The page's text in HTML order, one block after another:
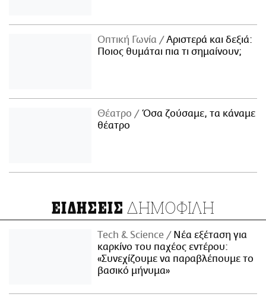
Οπτική Γωνία
Αριστερά και δεξιά:
Ποιος θυμάται πια τι σημαίνουν;
Θέατρο
Όσα ζούσαμε, τα κάναμε
θέατρο
ΕΙΔΗΣΕΙΣ ΔΗΜΟΦΙΛΗ
Τech & Science
Νέα εξέταση για
καρκίνο του παχέος εντέρου:
«Συνεχίζουμε να παραβλέπουμε το
βασικό μήνυμα»